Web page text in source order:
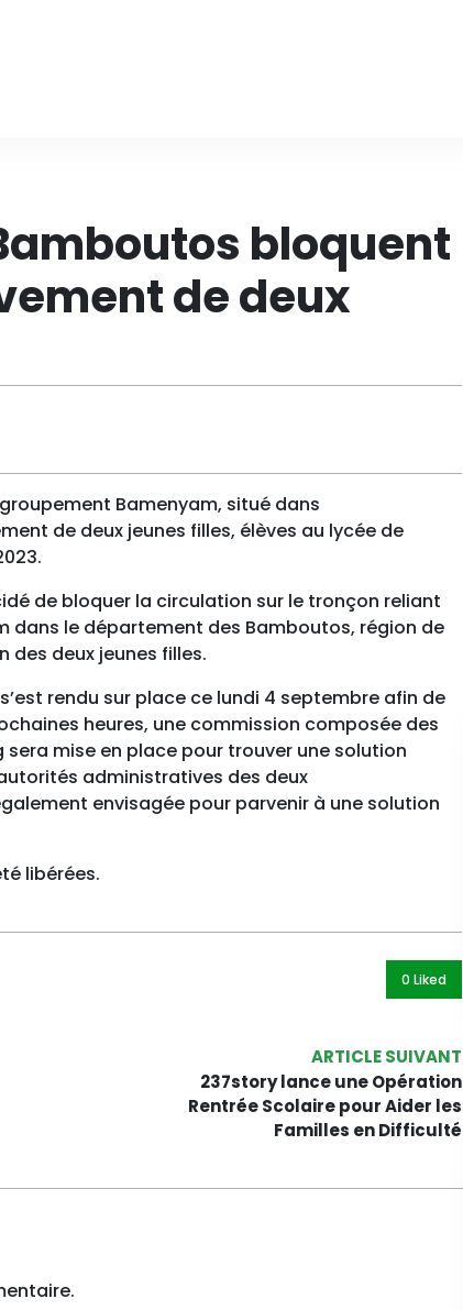
bloquent
de deux
Bamenyam, situé dans
de deux jeunes filles, élèves au lycée de
de bloquer la circulation sur le tronçon reliant
dans le département des Bamboutos, région de
des deux jeunes filles.
rendu sur place ce lundi 4 septembre afin de
heures, une commission composée des
mise en place pour trouver une solution
administratives des deux
envisagée pour parvenir à une solution
libérées.
0 Liked
ARTICLE SUIVANT
237story lance une Opération
Rentrée Scolaire pour Aider les
Familles en Difficulté